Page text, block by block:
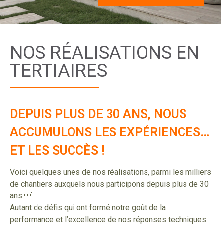
NOS RÉALISATIONS EN
TERTIAIRES
DEPUIS PLUS DE 30 ANS, NOUS
ACCUMULONS LES EXPÉRIENCES…
ET LES SUCCÈS !
Voici quelques unes de nos réalisations, parmi les milliers
de chantiers auxquels nous participons depuis plus de 30
ans.
Autant de défis qui ont formé notre goût de la
performance et l’excellence de nos réponses techniques.